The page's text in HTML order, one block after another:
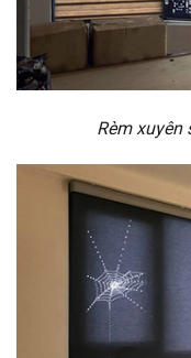
Rèm xuyên